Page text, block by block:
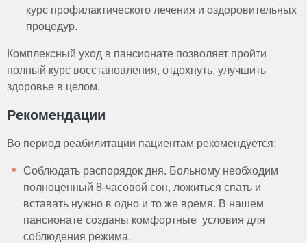
курс профилактического лечения и оздоровительных
процедур.
Комплексный уход в пансионате позволяет пройти
полный курс восстановления, отдохнуть, улучшить
здоровье в целом.
Рекомендации
Во период реабилитации пациентам рекомендуется:
Соблюдать распорядок дня. Больному необходим
полноценный 8-часовой сон, ложиться спать и
вставать нужно в одно и то же время. В нашем
пансионате созданы комфортные условия для
соблюдения режима.